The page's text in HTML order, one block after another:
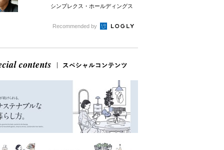
シンプレクス・ホールディングス
Recommended by